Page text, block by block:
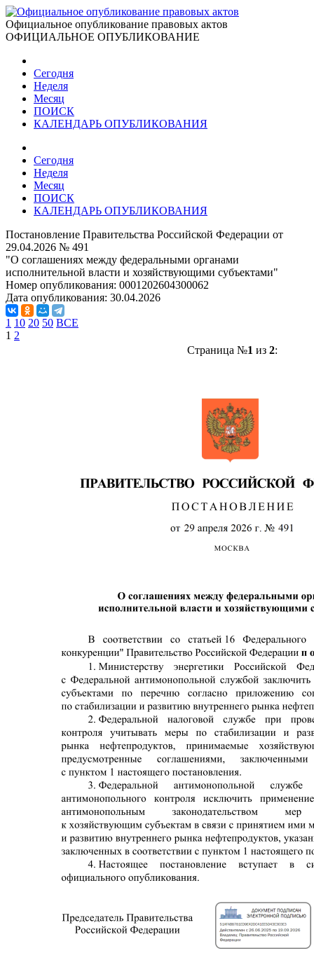
Официальное опубликование правовых актов
ОФИЦИАЛЬНОЕ ОПУБЛИКОВАНИЕ
Сегодня
Неделя
Месяц
ПОИСК
КАЛЕНДАРЬ ОПУБЛИКОВАНИЯ
Сегодня
Неделя
Месяц
ПОИСК
КАЛЕНДАРЬ ОПУБЛИКОВАНИЯ
Постановление Правительства Российской Федерации от
29.04.2026 № 491
"О соглашениях между федеральными органами
исполнительной власти и хозяйствующими субъектами"
Номер опубликования: 0001202604300062
Дата опубликования: 30.04.2026
1 10 20 50 ВСЕ
1 2
Страница №1 из 2: